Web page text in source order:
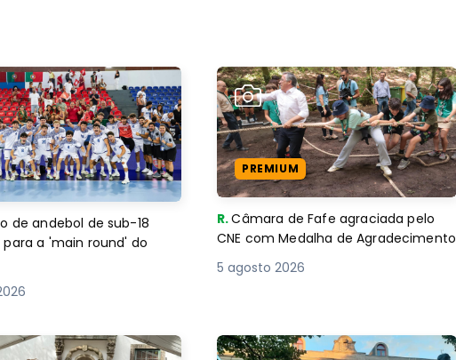
de andebol de sub-18
a 'main round' do
PREMIUM
R.Câmara de Fafe agraciada pelo
CNE com Medalha de Agradecimento
5 agosto 2026